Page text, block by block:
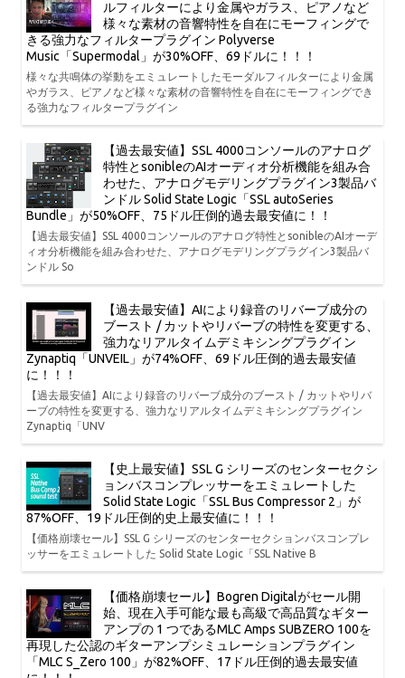
ルフィルターにより金属やガラス、ピアノなど
様々な素材の音響特性を自在にモーフィングで
きる強力なフィルタープラグイン Polyverse
Music「Supermodal」が30%OFF、69ドルに！！！
様々な共鳴体の挙動をエミュレートしたモーダルフィルターにより金属
やガラス、ピアノなど様々な素材の音響特性を自在にモーフィングでき
る強力なフィルタープラグイン
【過去最安値】SSL 4000コンソールのアナログ
特性とsonibleのAIオーディオ分析機能を組み合
わせた、アナログモデリングプラグイン3製品バ
ンドル Solid State Logic「SSL autoSeries
Bundle」が50%OFF、75ドル圧倒的過去最安値に！！
【過去最安値】SSL 4000コンソールのアナログ特性とsonibleのAIオーデ
ィオ分析機能を組み合わせた、アナログモデリングプラグイン3製品バ
ンドル So
【過去最安値】AIにより録音のリバーブ成分の
ブースト / カットやリバーブの特性を変更する、
強力なリアルタイムデミキシングプラグイン
Zynaptiq「UNVEIL」が74%OFF、69ドル圧倒的過去最安値
に！！！
【過去最安値】AIにより録音のリバーブ成分のブースト / カットやリバ
ーブの特性を変更する、強力なリアルタイムデミキシングプラグイン
Zynaptiq「UNV
【史上最安値】SSL G シリーズのセンターセクシ
ョンバスコンプレッサーをエミュレートした
Solid State Logic「SSL Bus Compressor 2」が
87%OFF、19ドル圧倒的史上最安値に！！！
【価格崩壊セール】SSL G シリーズのセンターセクションバスコンプレ
ッサーをエミュレートした Solid State Logic「SSL Native B
【価格崩壊セール】Bogren Digitalがセール開
始、現在入手可能な最も高級で高品質なギター
アンプの 1 つであるMLC Amps SUBZERO 100を
再現した公認のギターアンプシミュレーションプラグイン
「MLC S_Zero 100」が82%OFF、17ドル圧倒的過去最安値